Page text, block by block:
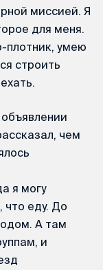
миссией. Я
для меня.
плотник, умею
строить
чем
я могу
что еду. До
А там
и